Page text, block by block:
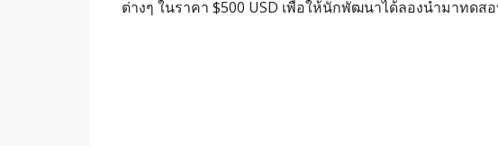
ต่างๆ ในราคา $500 USD เพื่อให้นักพัฒนาได้ลองนำมาทด